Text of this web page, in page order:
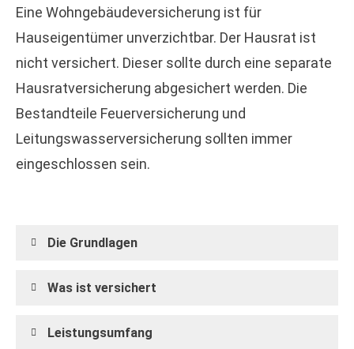
Eine Wohngebäudeversicherung ist für
Hauseigentümer unverzichtbar. Der Hausrat ist
nicht versichert. Dieser sollte durch eine separate
Haus­rat­ver­si­che­rung abgesichert werden. Die
Bestandteile Feuerversicherung und
Leitungswasserversicherung sollten immer
eingeschlossen sein.
Die Grundlagen
Was ist versichert
Leistungsumfang